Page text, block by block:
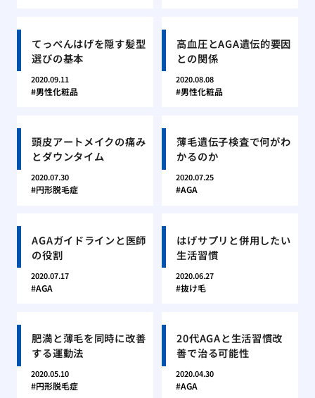
てっぺんはげを隠す髪型
選びの基本
2020.09.11
男性化粧品
高血圧とAGA遺伝的要因
との関係
2020.08.08
男性化粧品
頭皮アートメイクの痛み
とダウンタイム
2020.07.30
円形脱毛症
薄毛遺伝子検査で何がわ
かるのか
2020.07.25
AGA
AGAガイドラインと医師
の役割
2020.07.17
AGA
はげサプリと併用したい
生活習慣
2020.06.27
抜け毛
肥満と薄毛を同時に改善
する運動法
2020.05.10
円形脱毛症
20代AGAと生活習慣改
善で治る可能性
2020.04.30
AGA